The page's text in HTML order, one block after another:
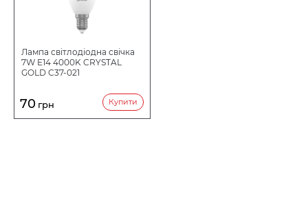
Лампа світлодіодна свічка
7W E14 4000K CRYSTAL
GOLD C37-021
70 грн Купити